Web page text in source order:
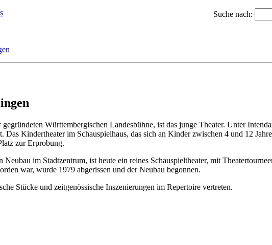
Suche nach:
Württembergischen Landesbühne, ist das junge Theater. Unter
Das Kindertheater im Schauspielhaus, das sich an Kinder zwischen 4 und 12
zur Erprobung.
im Stadtzentrum, ist heute ein reines Schauspieltheater, mit
war, wurde 1979 abgerissen und der Neubau begonnen.
Stücke und zeitgenössische Inszenierungen im Repertoire vertreten.